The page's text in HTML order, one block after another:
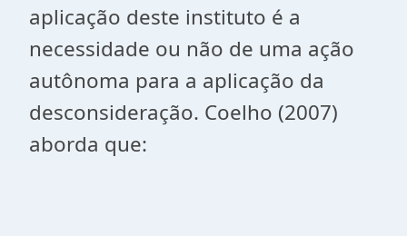
aplicação deste instituto é a
necessidade ou não de uma ação
autônoma para a aplicação da
desconsideração. Coelho (2007)
aborda que: